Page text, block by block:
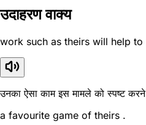
उदाहरण वाक्य
work such as theirs will help to
उनका ऐसा काम इस मामले को स्पष्ट
a favourite game of theirs .